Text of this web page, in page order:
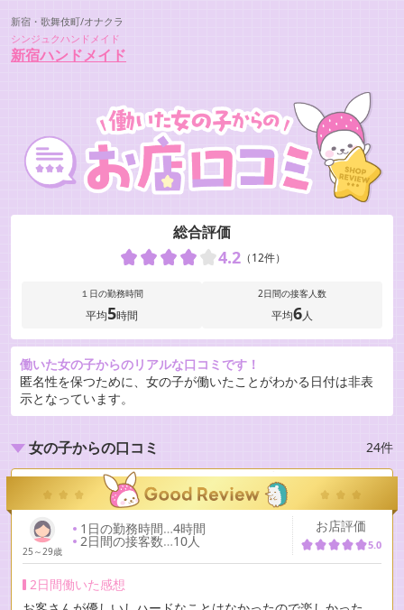
新宿・歌舞伎町/オナクラ
シンジュクハンドメイド
新宿ハンドメイド
総合評価
4.2（12件）
１日の勤務時間
平均5時間
2日間の接客人数
平均6人
働いた女の子からのリアルな口コミです！
匿名性を保つために、女の子が働いたことがわかる日付は非表
示となっています。
女の子からの口コミ 24件
25～29歳
1日の勤務時間…4時間
2日間の接客数…10人
お店評価
5.0
2日間働いた感想